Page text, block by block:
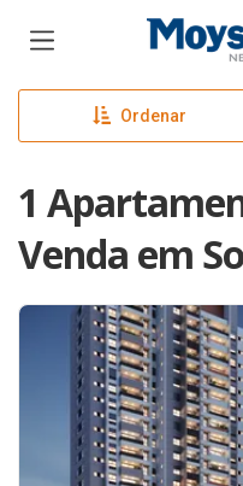
Página
Ordenar
1
Venda em